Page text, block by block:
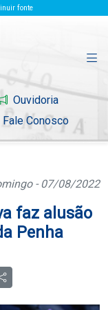
fonte
Ouvidoria
Fale Conosco
- 07/08/2022
faz alusão
Penha